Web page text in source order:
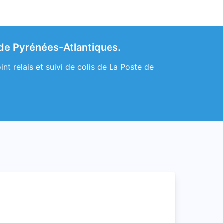
Pyrénées-Atlantiques.
relais et suivi de colis de La Poste de